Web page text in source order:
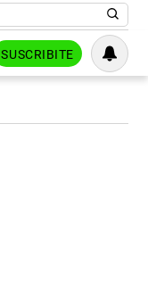
SUSCRIBITE